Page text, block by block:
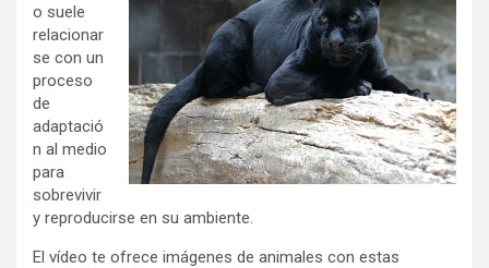
o suele
relacionar
se con un
proceso
de
adaptació
n al medio
para
sobrevivir
y reproducirse en su ambiente.
El vídeo te ofrece imágenes de animales con estas